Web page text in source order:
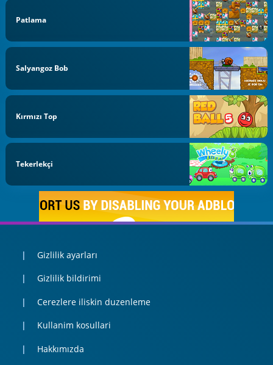
Patlama
Salyangoz Bob
Kırmızı Top
Tekerlekçi
Gizlilik ayarları
Gizlilik bildirimi
Cerezlere iliskin duzenleme
Kullanim kosullari
Hakkımızda